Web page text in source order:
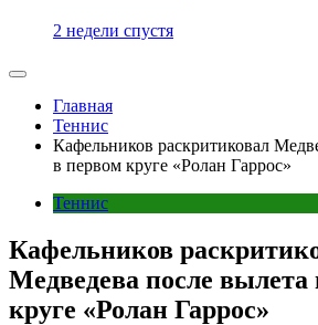
2 недели спустя
Главная
Теннис
Кафельников раскритиковал
в первом круге «Ролан Гаррос»
Теннис
Кафельников
Медведева после вылета
круге «Ролан Гаррос»